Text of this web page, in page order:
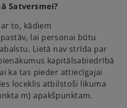
n
w
e
n
s
n
n
e
Satversmei?
to, kādiem
lai personai būtu
Lietā nav strīda par
kapitālsabiedrībā
ka tas pieder attiecīgajai
loceklis atbilstoši likuma
m) apakšpunktam.